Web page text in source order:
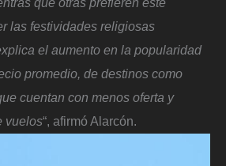
las festividades religiosas
el aumento en la popularidad
promedio, de destinos como
cuentan con menos oferta y
vuelos“, afirmó Alarcón.